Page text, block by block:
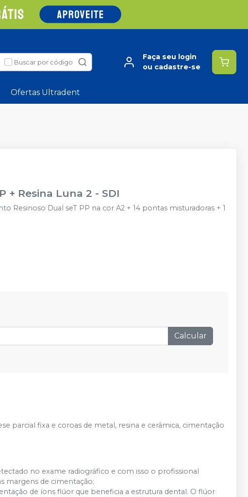
Buscar por código
Faça seu login
ou cadastre-se
Ofertas Ultradent
+ Resina Luna 2 - SDI
Resinoso Dual seT PP na cor A2 + 14 pontas misturadoras + 1
Calcular
parcial fixa e coroas de metal, resina e cerâmica, cimentação
no exame radiográfico e com isso o profissional
margens de cimentação;
de íons flúor que beneficia a estrutura dental. O flúor